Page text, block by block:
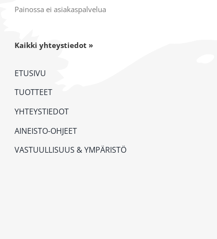
Painossa ei asiakaspalvelua
Kaikki yhteystiedot »
ETUSIVU
TUOTTEET
YHTEYSTIEDOT
AINEISTO-OHJEET
VASTUULLISUUS & YMPÄRISTÖ